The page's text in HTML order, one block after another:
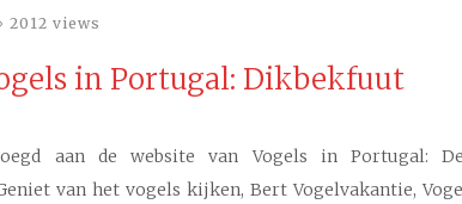
2012 views
in Portugal: Dikbekfuut
aan de website van Vogels in
van het vogels kijken, Bert Vogelvakantie,